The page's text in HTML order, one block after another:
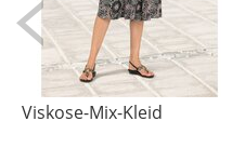
Viskose-Mix-Kleid